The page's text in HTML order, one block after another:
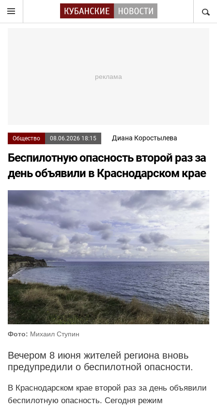
Общество 08.06.2026 18:15 Диана Коростылева
Беспилотную опасность второй раз за
день объявили в Краснодарском крае
Фото: Михаил Ступин
Вечером 8 июня жителей региона вновь
предупредили о беспилотной опасности.
В Краснодарском крае второй раз за день объявили
беспилотную опасность. Сегодня режим